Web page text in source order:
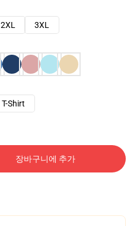
2XL
3XL
T-Shirt
장바구니에 추가